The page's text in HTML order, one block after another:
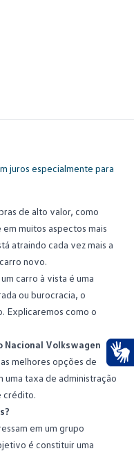
juros especialmente para
de alto valor, como
muitos aspectos mais
atraindo cada vez mais a
novo.
carro à vista é uma
ou burocracia, o
Explicaremos como o
Nacional Volkswagen
melhores opções de
uma taxa de administração
crédito.
em um grupo
é constituir uma